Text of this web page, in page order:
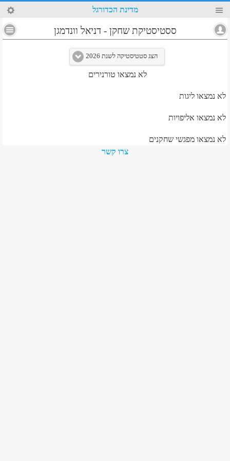
17 מדינת הכדורגל
ססטיסטיקת שחקן -דניאל וונדמגן
הצג סטטיסטיקה לשנת 2026
לא נמצאו טורנירים
לא נמצאו ליגות
לא נמצאו אליפויות
לא נמצאו מפגשי שחקנים
צרו קשר
4